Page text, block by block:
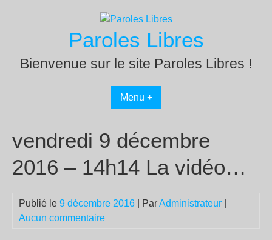
Paroles Libres
Bienvenue sur le site Paroles Libres !
Menu +
vendredi 9 décembre
2016 – 14h14 La vidéo…
Publié le 9 décembre 2016 | ParAdministrateur
Aucun commentaire